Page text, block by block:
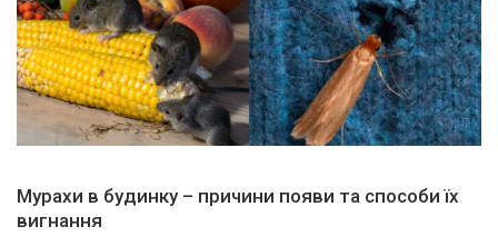
Мурахи в будинку – причини появи та способи їх
вигнання